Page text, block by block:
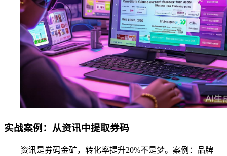
实战案例：从资讯中提取券码
资讯是券码金矿，转化率提升20%不是梦。案例：品牌